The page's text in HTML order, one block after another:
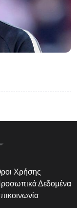
Χρήσης
Δεδομένα